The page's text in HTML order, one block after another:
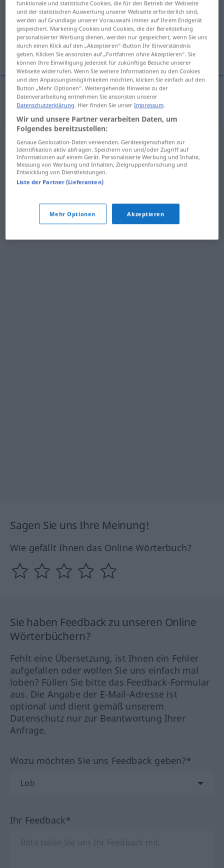
Übersicht aller Übersetzungen
(Für mehr Details die Übersetzung anklicken/antippen)
beso de Judas
besomdeJudas Judaskuss
Sagen Sie uns Ihre Meinung!
Wie gefällt Ihnen das Online Wörterbuch?
Sie haben Feedback zu unseren Online
Wörterbüchern?
Fehlt eine Übersetzung, ist Ihnen ein Fehler
aufgefallen oder wollen Sie uns einfach mal
loben? Füllen Sie bitte das Feedback-Formular
aus. Die Angabe der E-Mail-Adresse ist
optional und dient gemäß unserem
Datenschutz nur zur Beantwortung Ihrer
Anfrage.
Wozu möchten Sie uns Feedback geben?*
Ihr Feedback*
funktionale und statistische Cookies, die für den Betrieb der Webseite
und der statistischen Auswertung unserer Webseite erforderlich sind,
werden auf Grundlage unserer Vorauswahl immer auf Ihrem Endgerät
gespeichert. Marketing-Cookies und Cookies, die der Bereitstellung
personalisierter Werbung dienen, werden nur gespeichert, wenn Sie uns
durch einen Klick auf den „Akzeptieren“-Button Ihr Einverständnis
geben. Klicken Sie ansonsten auf „Fortfahren ohne Akzeptieren“. Sie
können Ihre Einwilligung jederzeit für zukünftige Besuche unserer
Webseite widerrufen. Wenn Sie weitere Informationen zu den Cookies
und den Anpassungsmöglichkeiten möchten, klicken Sie einfach auf den
Button „Mehr Optionen“. Weitergehende Hinweise zu der
Datenverarbeitung entnehmen Sie ansonsten unserer
Datenschutzerklärung. Hier finden Sie unserImpressum.
Wir und unsere Partner verarbeiten Daten, um
Folgendes bereitzustellen:
Genaue Geolocation-Daten verwenden. Geräteeigenschaften zur
Identifikation aktiv abfragen. Speichern von und/oder Zugriff auf
Informationen auf einem Gerät. Personalisierte Werbung und Inhalte,
Messung von Werbung und Inhalten, Zielgruppenforschung und
Entwicklung von Dienstleistungen.
Liste der Partner (Lieferanten)
Mehr Optionen Akzeptieren